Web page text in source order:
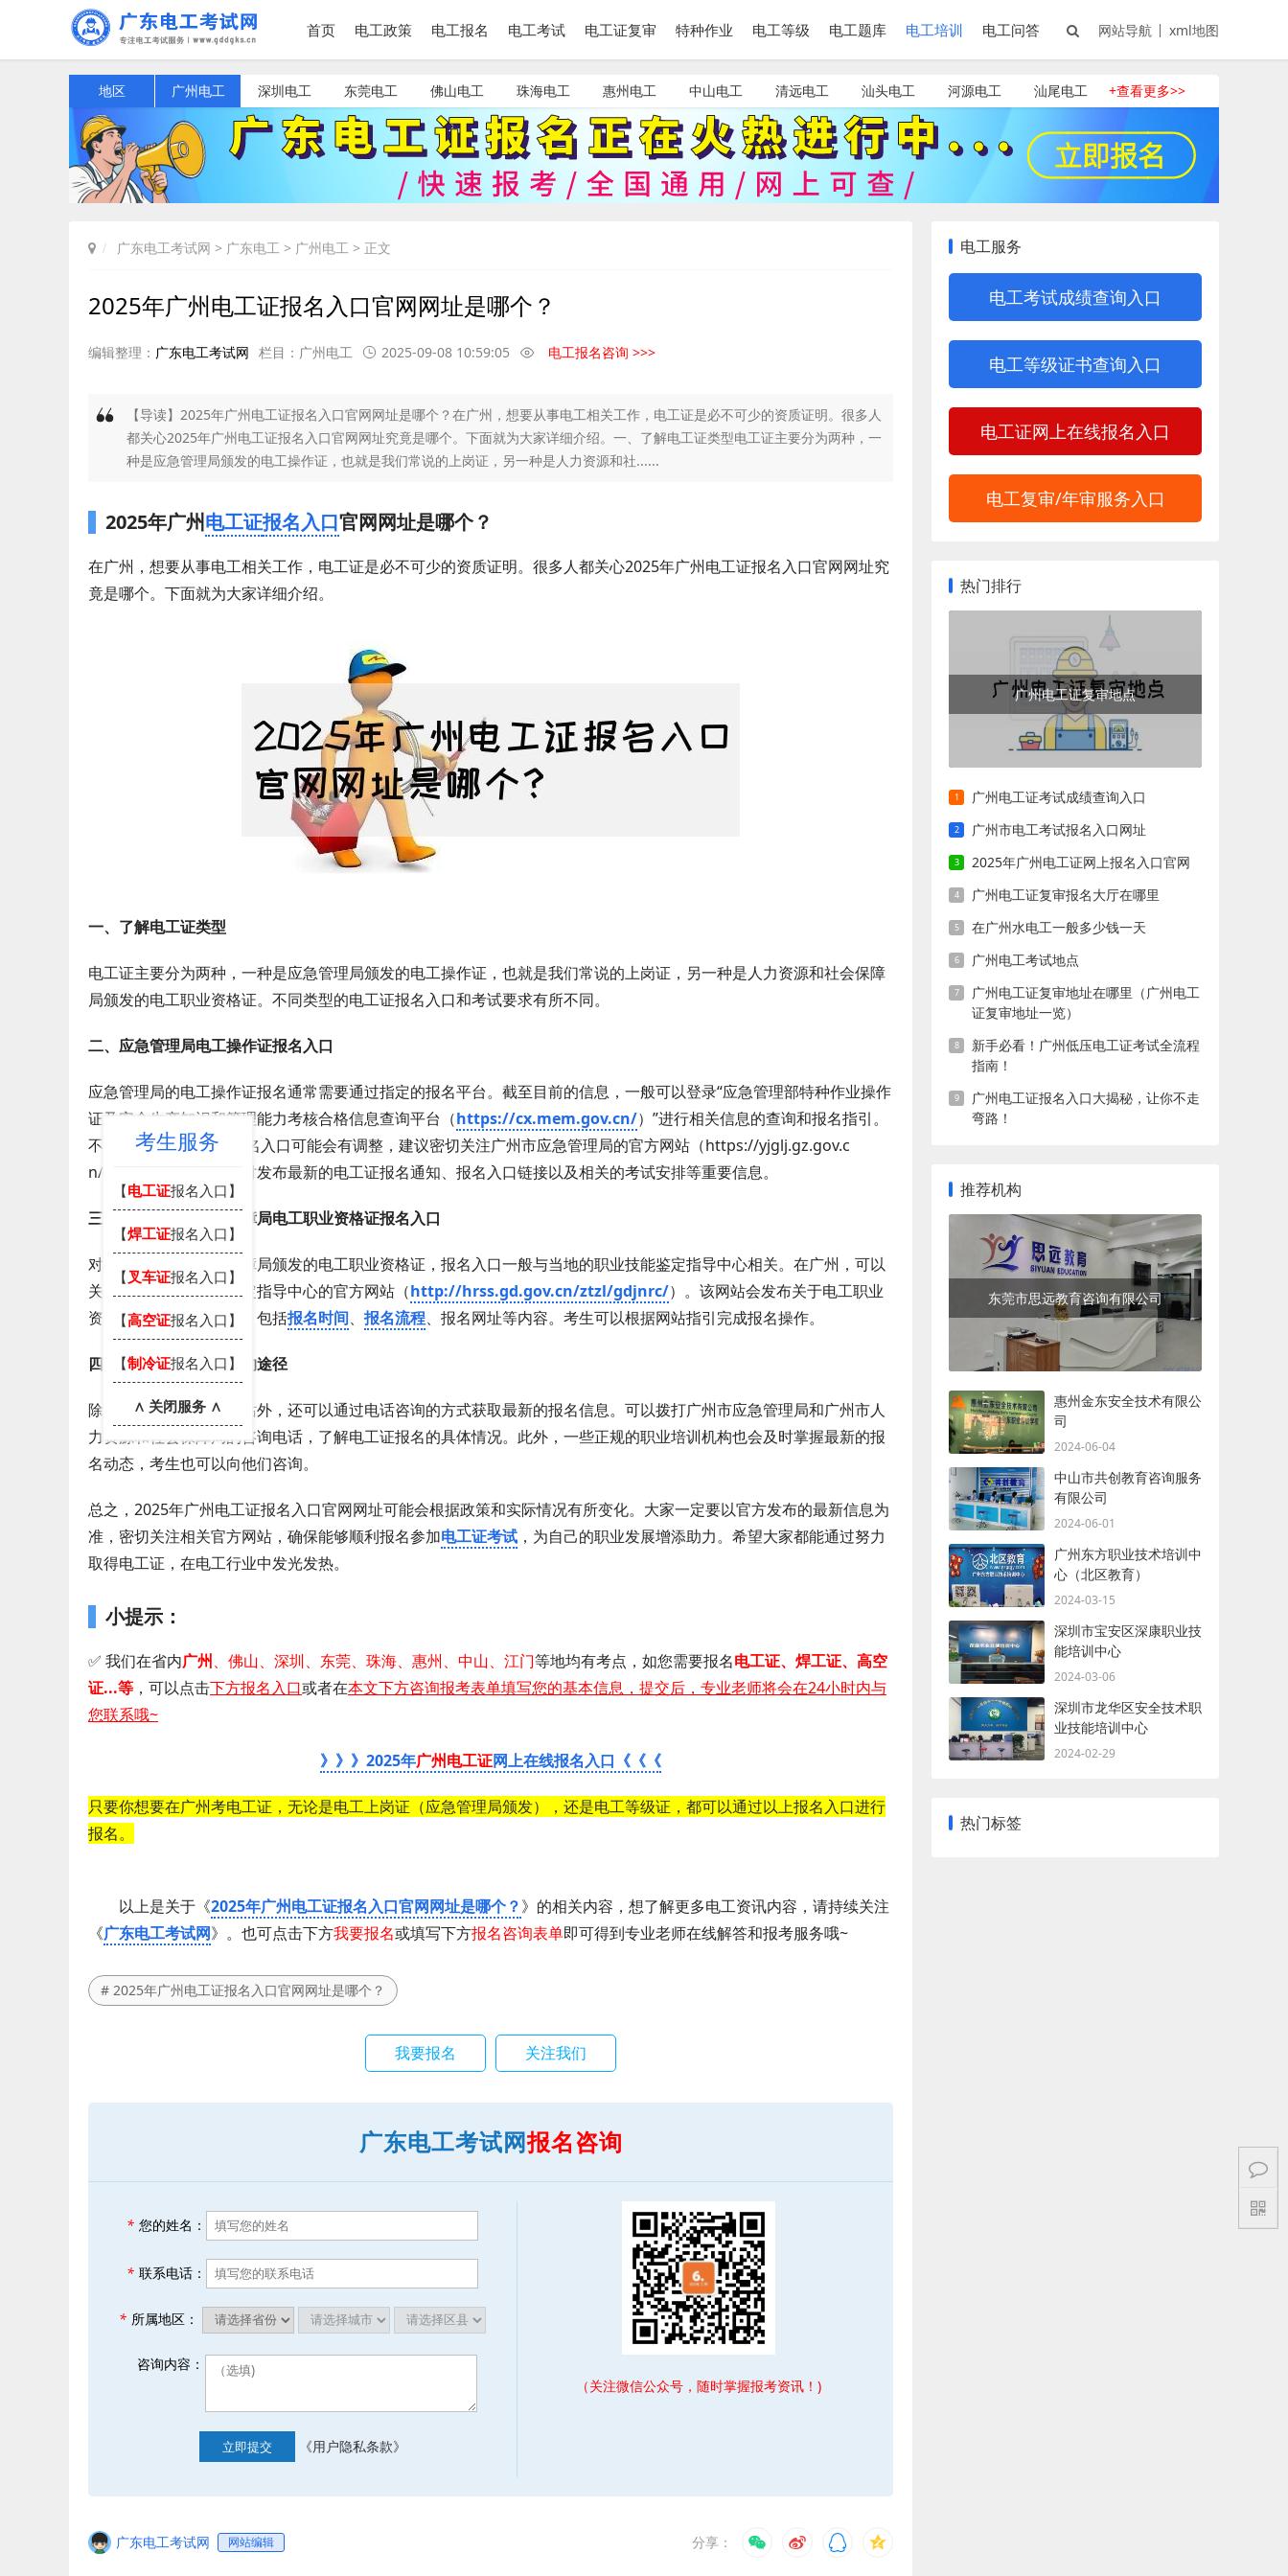
首页 电工政策 电工报名 电工考试 电工证复审 特种作业 电工等级 电工题库 电工培训 电工问答 网站导航 xml地图
地区 广州电工 深圳电工 东莞电工 佛山电工 珠海电工 惠州电工 中山电工 清远电工 汕头电工 河源电工 汕尾电工 +查看更多>>
广东电工考试网 > 广东电工 > 广州电工 > 正文
2025年广州电工证报名入口官网网址是哪个？
编辑整理： 广东电工考试网 栏目： 广州电工 2025-09-08 10:59:05 电工报名咨询 >>>
【导读】2025年广州电工证报名入口官网网址是哪个？在广州，想要从事电工相关工作，电工证是必不可少的资质证明。很多人
都关心2025年广州电工证报名入口官网网址究竟是哪个。下面就为大家详细介绍。一、了解电工证类型电工证主要分为两种，一
种是应急管理局颁发的电工操作证，也就是我们常说的上岗证，另一种是人力资源和社......
2025年广州电工证报名入口官网网址是哪个？
在广州，想要从事电工相关工作，电工证是必不可少的资质证明。很多人都关心2025年广州电工证报名入口官网网址究
竟是哪个。下面就为大家详细介绍。
一、了解电工证类型
电工证主要分为两种，一种是应急管理局颁发的电工操作证，也就是我们常说的上岗证，另一种是人力资源和社会保障
局颁发的电工职业资格证。不同类型的电工证报名入口和考试要求有所不同。
二、应急管理局电工操作证报名入口
应急管理局的电工操作证报名通常需要通过指定的报名平台。截至目前的信息，一般可以登录“应急管理部特种作业操作
证及安全生产知识和管理能力考核合格信息查询平台（https://cx.mem.gov.cn/）”进行相关信息的查询和报名指引。
不过在2025年具体的报名入口可能会有调整，建议密切关注广州市应急管理局的官方网站（https://yjglj.gz.gov.c
n/）。在该网站上会及时发布最新的电工证报名通知、报名入口链接以及相关的考试安排等重要信息。
三、人力资源和社会保障局电工职业资格证报名入口
对于人力资源和社会保障局颁发的电工职业资格证，报名入口一般与当地的职业技能鉴定指导中心相关。在广州，可以
关注广州市职业技能鉴定指导中心的官方网站（http://hrss.gd.gov.cn/ztzl/gdjnrc/）。该网站会发布关于电工职业
资格证考试的报名信息，包括报名时间、 报名流程、报名网址等内容。考生可以根据网站指引完成报名操作。
四、获取最新报名信息的途径
除了上述提到的官方网站外，还可以通过电话咨询的方式获取最新的报名信息。可以拨打广州市应急管理局和广州市人
力资源和社会保障局的咨询电话，了解电工证报名的具体情况。此外，一些正规的职业培训机构也会及时掌握最新的报
名动态，考生也可以向他们咨询。
总之，2025年广州电工证报名入口官网网址可能会根据政策和实际情况有所变化。大家一定要以官方发布的最新信息为
准，密切关注相关官方网站，确保能够顺利报名参加电工证考试 ，为自己的职业发展增添助力。希望大家都能通过努力
取得电工证，在电工行业中发光发热。
小提示：
✅ 我们在省内广州、佛山、深圳、东莞、珠海、惠州、中山、江门等地均有考点，如您需要 报名电工证 、 焊工证 、 高空
证...等 ，可以点击下方报名入口或者在本文下方咨询报考表单填写您的基本信息，提交后，专业老师将会在24小时内与
您联系哦~
》》》2025年广州电工证网上在线报名入口《《《
只要你想要在广州考电工证，无论是电工上岗证（应急管理局颁发），还是电工等级证，都可以通过以上报名入口进行
报名。
以上是关于《2025年广州电工证报名入口官网网址是哪个？》的相关内容，想了解更多电工资讯内容，请持续关注
《广东电工考试网》。也可点击下方我要报名或填写下方报名咨询表单即可得到专业老师在线解答和报考服务哦~
# 2025年广州电工证报名入口官网网址是哪个？
我要报名 关注我们
广东电工考试网报名咨询
* 您的姓名：
* 联系电话：
* 所属地区：
咨询内容：
立即提交 《用户隐私条款》
（关注微信公众号，随时掌握报考资讯！)
广东电工考试网 网站编辑 分享：
电工服务
电工考试成绩查询入口
电工等级证书查询入口
电工证网上在线报名入口
电工复审/年审服务入口
热门排行
广州电工证复审地点
广州电工证考试成绩查询入口
广州市电工考试报名入口网址
2025年广州电工证网上报名入口官网
广州电工证复审报名大厅在哪里
在广州水电工一般多少钱一天
广州电工考试地点
广州电工证复审地址在哪里（广州电工
证复审地址一览）
新手必看！广州低压电工证考试全流程
指南！
广州电工证报名入口大揭秘，让你不走
弯路！
推荐机构
东莞市思远教育咨询有限公司
惠州金东安全技术有限公
司
2024-06-04
中山市共创教育咨询服务
有限公司
2024-06-01
广州东方职业技术培训中
心（北区教育）
2024-03-15
深圳市宝安区深康职业技
能培训中心
2024-03-06
深圳市龙华区安全技术职
业技能培训中心
2024-02-29
热门标签
考生服务
【电工证报名入口】
【焊工证报名入口】
【 叉车证报名入口】
【高空证报名入口】
【制冷证报名入口】
∧ 关闭服务 ∧